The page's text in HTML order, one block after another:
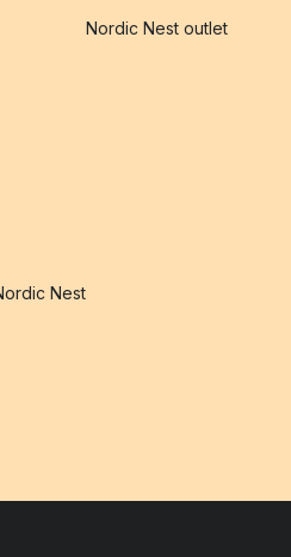
Nest
Nordic Nest outlet